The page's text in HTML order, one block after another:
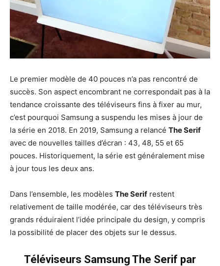
Le premier modèle de 40 pouces n’a pas rencontré de
succès. Son aspect encombrant ne correspondait pas à la
tendance croissante des téléviseurs fins à fixer au mur,
c’est pourquoi Samsung a suspendu les mises à jour de
la série en 2018. En 2019, Samsung a relancé The Serif
avec de nouvelles tailles d’écran : 43, 48, 55 et 65
pouces. Historiquement, la série est généralement mise
à jour tous les deux ans.
Dans l’ensemble, les modèles The Serif restent
relativement de taille modérée, car des téléviseurs très
grands réduiraient l’idée principale du design, y compris
la possibilité de placer des objets sur le dessus.
Téléviseurs Samsung The Serif par